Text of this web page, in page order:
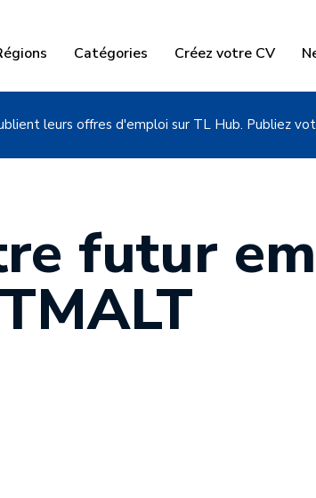
Catégories Créez votre CV
leurs offres d'emploi sur TL Hub. Publiez
futur